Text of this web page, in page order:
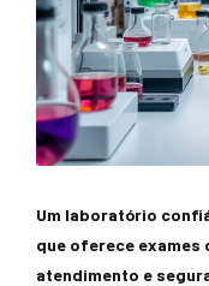
Um laboratório
que oferece
atendimento e